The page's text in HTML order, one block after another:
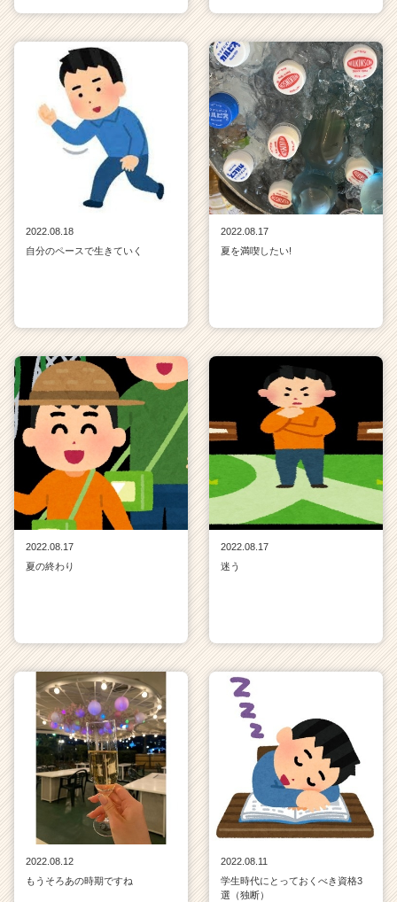
2022.08.18
自分のペースで生きていく
2022.08.17
夏を満喫したい!
2022.08.17
夏の終わり
2022.08.17
迷う
2022.08.12
もうそろあの時期ですね
2022.08.11
学生時代にとっておくべき資格3
選（独断）